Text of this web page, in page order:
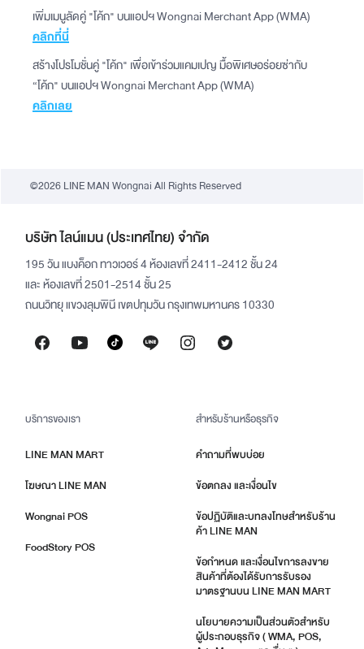
เพิ่มเมนูลัดคู่ "โค้ก" บนแอปฯ Wongnai Merchant App (WMA)
คลิกที่นี่
สร้างโปรโมชั่นคู่ "โค้ก" เพื่อเข้าร่วมแคมเปญ มื้อพิเศษอร่อยซ่ากับ
“โค้ก" บนแอปฯ Wongnai Merchant App (WMA)
คลิกเลย
©2026 LINE MAN Wongnai All Rights Reserved
บริษัท ไลน์แมน (ประเทศไทย) จำกัด
195 วัน แบงค็อก ทาวเวอร์ 4 ห้องเลขที่ 2411-2412 ชั้น 24
และ ห้องเลขที่ 2501-2514 ชั้น 25
ถนนวิทยุ แขวงลุมพินี เขตปทุมวัน กรุงเทพมหานคร 10330
บริการของเรา
LINE MAN MART
โฆษณา LINE MAN
Wongnai POS
FoodStory POS
สำหรับร้านหรือธุรกิจ
คำถามที่พบบ่อย
ข้อตกลง และเงื่อนไข
ข้อปฏิบัติและบทลงโทษสำหรับร้าน
ค้า LINE MAN
ข้อกำหนด และเงื่อนไขการลงขาย
สินค้าที่ต้องได้รับการรับรอง
มาตรฐานบน LINE MAN MART
นโยบายความเป็นส่วนตัวสำหรับ
ผู้ประกอบธุรกิจ ( WMA, POS,